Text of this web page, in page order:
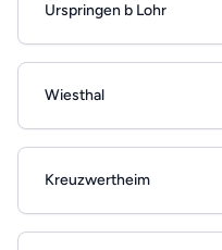
Urspringen b Lohr
Wiesthal
Kreuzwertheim